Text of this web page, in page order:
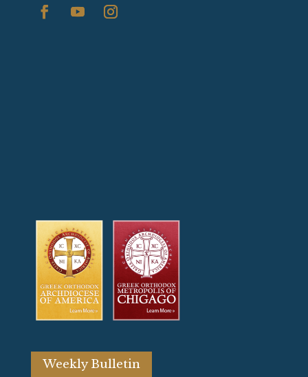
Weekly Bulletin